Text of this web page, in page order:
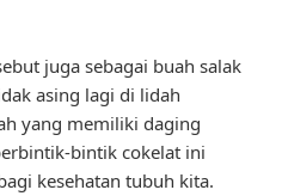
juga sebagai buah salak
asing lagi di lidah
yang memiliki daging
bintik cokelat ini
kesehatan tubuh kita.